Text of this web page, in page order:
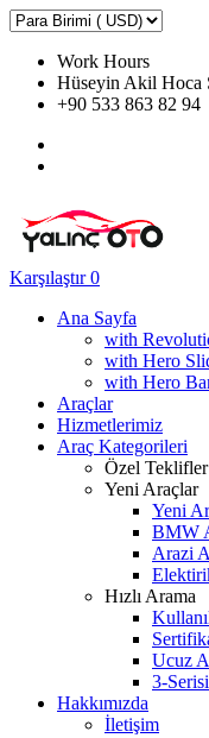
Work Hours
Hüseyin Akil Hoca
+90 533 863 82 94
Karşılaştır 0
Ana Sayfa
with
with Hero
with Hero
Araçlar
Hizmetlerimiz
Araç Kategorileri
Özel Teklifler
Yeni Araçlar
Yeni
BMW
Arazi
Hızlı Arama
Ucuz
3-
Hakkımızda
İletişim